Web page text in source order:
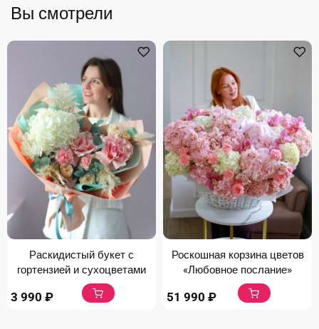
Вы смотрели
Раскидистый букет с
гортензией и сухоцветами
3 990 ₽
Роскошная корзина цветов
«Любовное послание»
51 990 ₽